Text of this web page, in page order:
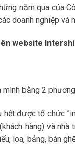
năm qua của
doanh nghiệp và
website
bằng 2
được tổ chức
hàng) và
loa, bảng, bàn